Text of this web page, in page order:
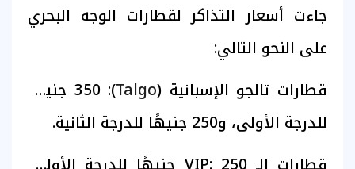
جاءت أسعار التذاكر لقطارات الوجه البحري
على النحو التالي:
قطارات تالجو الإسبانية (Talgo
): 350 جنيهًا
للدرجة الأولى، و250 جنيهًا للدرجة الثانية.